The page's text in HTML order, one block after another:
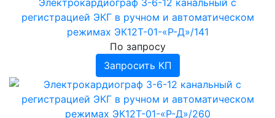
Узормед-Б-3К
Аппараты ультразвуковой терапии
Аппараты физиотерапевтические Мустанг
Аппарат свето - лазерной терапии Бином
Аппараты магнито-свето-лазерной
терапии Милта
Блоки излучения БИ
Блок излучения БИМВ
Криотерапия
Ультразвуковая терапия
Электрокардиостимуляторы наружные
Аппараты для аромафитотерапии
Озонаторы медицинские
›
Аппараты КВЧ-ИК терапии
Аппараты КВЧ-терапии Стелла
Аппараты Спинор
Аппараты криотерапии
Аппараты электроанальгезии
регистрацией ЭКГ в ручном и автоматическом
режимах ЭК12Т-01-«Р-Д»/141
По запросу
Запросить КП